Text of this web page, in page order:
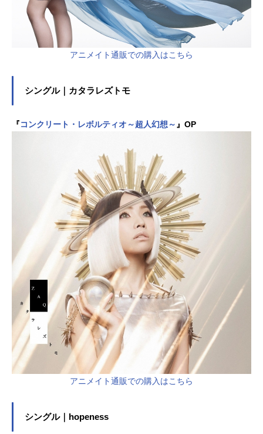
アニメイト通販での購入はこちら
シングル｜カタラレズトモ
『コンクリート・レボルティオ～超人幻想～ 』OP
アニメイト通販での購入はこちら
シングル｜hopeness